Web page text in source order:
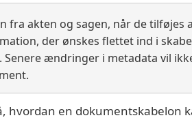
fra akten og sagen, når de tilføjes
der ønskes flettet ind i
ændringer i metadata vil
hvordan en dokumentskabelon